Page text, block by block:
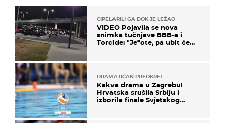
CIPELARILI GA DOK JE LEŽAO
VIDEO Pojavila se nova
snimka tučnjave BBB-a i
Torcide: "Je*ote, pa ubit će
DRAMATIČAN PREOKRET
Kakva drama u Zagrebu!
Hrvatska srušila Srbiju i
izborila finale Svjetskog